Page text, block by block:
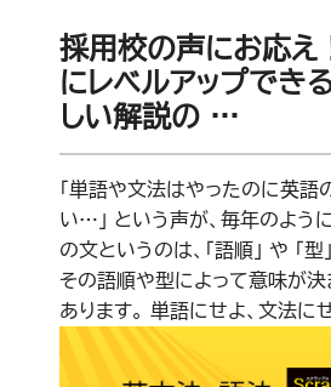
採用校の声にお応え
にレベルアップでき
しい解説の …
「単語や文法はやったのに英
い…」 という声が、毎年のよう
の文というのは、「語順」 や 「型
その語順や型によって意味が
あります。 単語にせよ、文法に